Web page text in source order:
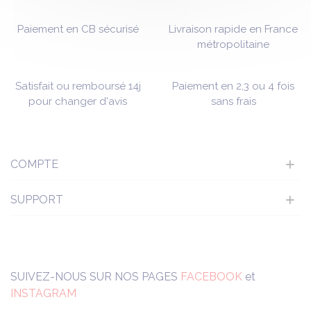
Paiement en CB sécurisé
Livraison rapide en France
métropolitaine
Satisfait ou remboursé 14j
pour changer d'avis
Paiement en 2,3 ou 4 fois
sans frais
SUIVEZ-NOUS SUR NOS PAGES FACEBOOK et
INSTAGRAM
COMPTE
SUPPORT